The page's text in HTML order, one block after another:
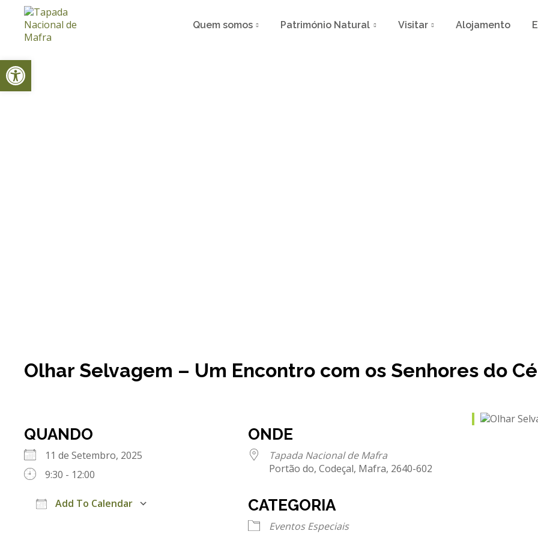
Quem somos Património Natural Visitar Alojamento
Olhar Selvagem – Um Encontro com os Senhores do
QUANDO
11 de Setembro, 2025
9:30 - 12:00
Add To Calendar
ONDE
Tapada Nacional de Mafra
Portão do, Codeçal, Mafra, 2640-602
CATEGORIA
Eventos Especiais
Open toolbar